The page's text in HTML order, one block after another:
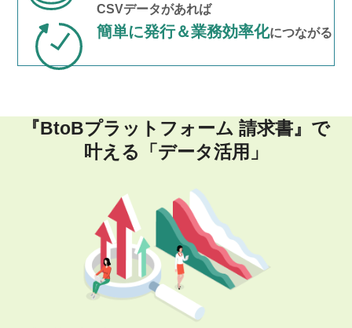
CSVデータがあれば
簡単に発行＆業務効率化につながる
『BtoBプラットフォーム 請求書』で
叶える「データ活用」